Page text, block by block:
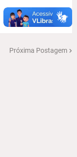
Próxima Postagem